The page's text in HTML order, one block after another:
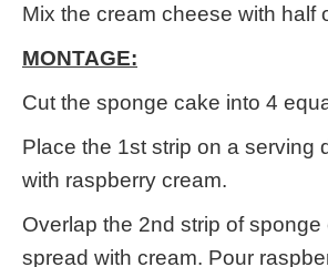
Mix the cream cheese with half
MONTAGE:
Cut the sponge cake into 4
Place the 1st strip on a serving
with raspberry cream.
Overlap the 2nd strip of sponge
spread with cream. Pour